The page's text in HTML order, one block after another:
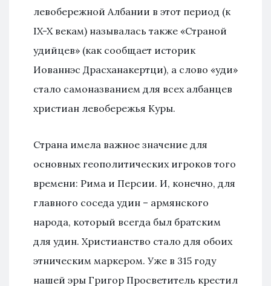
левобережной Албании в этот период (к
IX-X векам) называлась также «Страной
удийцев» (как сообщает историк
Иованнэс Драсханакертци), а слово «уди»
стало самоназванием для всех албанцев
христиан левобережья Куры.
Страна имела важное значение для
основных геополитических игроков того
времени: Рима и Персии. И, конечно, для
главного соседа удин – армянского
народа, который всегда был братским
для удин. Христианство стало для обоих
этническим маркером. Уже в 315 году
нашей эры Григор Просветитель крестил